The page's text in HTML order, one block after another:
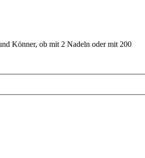
Könner, ob mit 2 Nadeln oder mit 200